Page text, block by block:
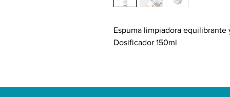
Espuma limpiadora equilibrante
Dosificador 150ml